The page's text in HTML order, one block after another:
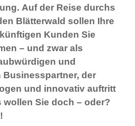
Auf der Reise durchs
Blätterwald sollen Ihre
Kunden Sie
– und zwar als
und
der
und innovativ auftritt
wollen Sie doch – oder?